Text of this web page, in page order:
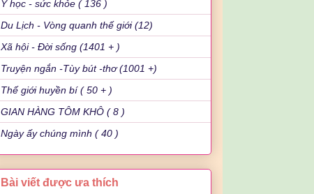
Y học - sức khỏe ( 136 )
Du Lịch - Vòng quanh thế giới (12)
Xã hội - Đời sống (1401 + )
Truyện ngắn -Tùy bút -thơ (1001 +)
Thế giới huyền bí ( 50 + )
GIAN HÀNG TÔM KHÔ ( 8 )
Ngày ấy chúng mình ( 40 )
Bài viết được ưa thích